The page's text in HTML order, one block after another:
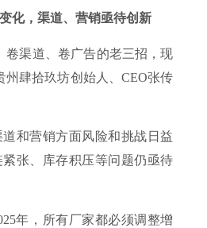
化，渠道、营销亟待创新
卷渠道、卷广告的老三招，现
州肆拾玖坊创始人、CEO张传
和营销方面风险和挑战日益
张、库存积压等问题仍亟待
年，所有厂家都必须调整增